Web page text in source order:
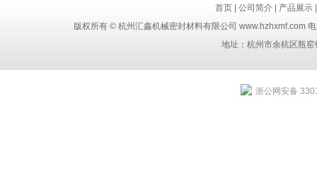
首页 公司简介 产品展示
版权所有 © 杭州汇鑫机械密封材料有限公司 www.hzhxmf.com
地址：杭州市余杭区瓶
浙公网安备